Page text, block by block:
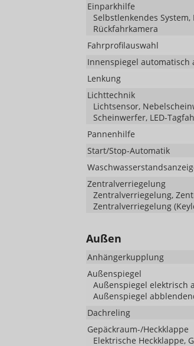
Einparkhilfe
Selbstlenkendes
Rückfahrkamera
Fahrprofilauswahl
Innenspiegel automatisch
Lenkung
Lichttechnik
Lichtsensor,
Scheinwerfer, LED-
Pannenhilfe
Start/Stop-Automatik
Zentralverriegelung
Zentralverriegelung,
Zentralverriegelung
Außen
Anhängerkupplung
Außenspiegel
Außenspiegel elektrisch
Außenspiegel
Dachreling
Gepäckraum-/Heckklappe
Elektrische Heckklappe,